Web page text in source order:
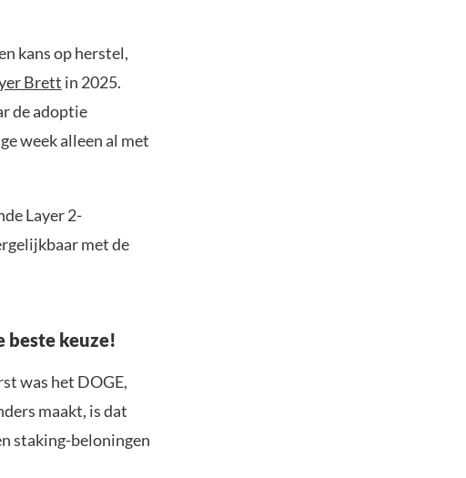
kans op herstel,
Brett in 2025.
de adoptie
week alleen al met
Layer 2-
met de
beste keuze!
was het DOGE,
maakt, is dat
staking-beloningen